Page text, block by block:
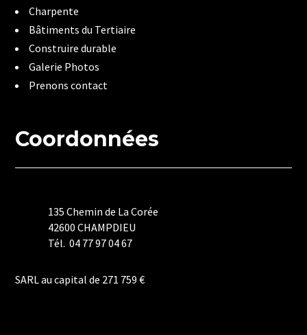
Charpente
Bâtiments du Tertiaire
Construire durable
Galerie Photos
Prenons contact
Coordonnées
135 Chemin de La Corée
42600 CHAMPDIEU
Tél. 04 77 97 04 67
SARL au capital de 271 759 €
Politique de Confidentialité